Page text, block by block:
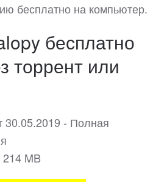
бесплатно на компьютер.
бесплатно
торрент или
30.05.2019 - Полная
214 MB